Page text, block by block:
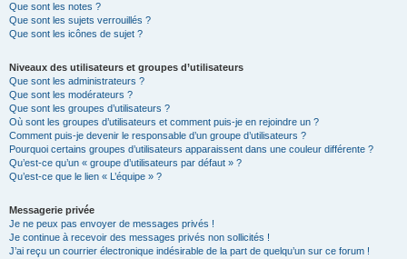
Que sont les notes ?
Que sont les sujets verrouillés ?
Que sont les icônes de sujet ?
Niveaux des utilisateurs et groupes d’utilisateurs
Que sont les administrateurs ?
Que sont les modérateurs ?
Que sont les groupes d’utilisateurs ?
Où sont les groupes d’utilisateurs et comment puis-je en rejoindre un ?
Comment puis-je devenir le responsable d’un groupe d’utilisateurs ?
Pourquoi certains groupes d’utilisateurs apparaissent dans une couleur différente ?
Qu’est-ce qu’un « groupe d’utilisateurs par défaut » ?
Qu’est-ce que le lien « L’équipe » ?
Messagerie privée
Je ne peux pas envoyer de messages privés !
Je continue à recevoir des messages privés non sollicités !
J’ai reçu un courrier électronique indésirable de la part de quelqu’un sur ce forum !